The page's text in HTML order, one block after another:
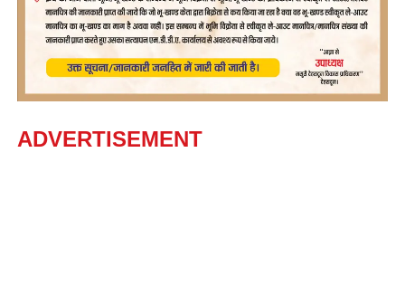
ADVERTISEMENT